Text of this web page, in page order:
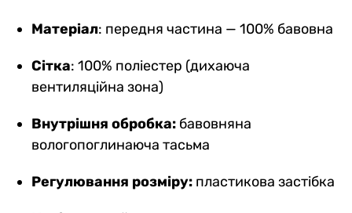
Матеріал: передня частина — 100% бавовна
Сітка: 100% поліестер (дихаюча
вентиляційна зона)
Внутрішня обробка: бавовняна
вологопоглинаюча тасьма
Регулювання розміру: пластикова застібка